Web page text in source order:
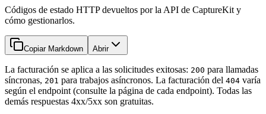
Códigos de estado HTTP devueltos por la API de CaptureKit y
cómo gestionarlos.
Copiar Markdown Abrir
La facturación se aplica a las solicitudes exitosas: 200 para llamadas
síncronas, 201 para trabajos asíncronos. La facturación del 404 varía
según el endpoint (consulte la página de cada endpoint). Todas las
demás respuestas 4xx/5xx son gratuitas.